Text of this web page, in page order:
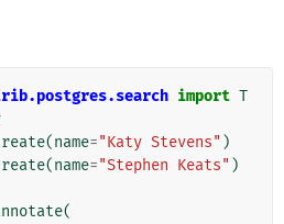
import T
(name="Katy Stevens" )
(name="Stephen Keats" )
(